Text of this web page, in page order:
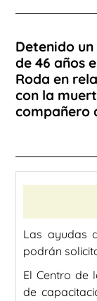
Detenido
de 46 años
Roda en
con la
compañero
Las ayudas
podrán
El Centro de
de